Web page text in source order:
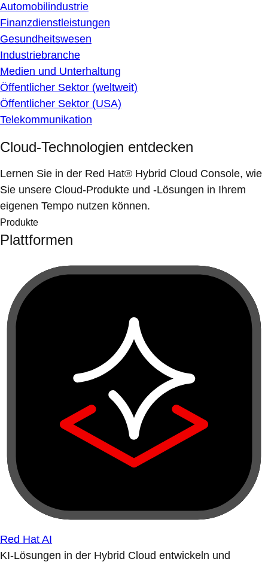
Automobilindustrie
Finanzdienstleistungen
Gesundheitswesen
Industriebranche
Medien und Unterhaltung
Öffentlicher Sektor (weltweit)
Öffentlicher Sektor (USA)
Telekommunikation
Cloud-Technologien entdecken
Lernen Sie in der Red Hat® Hybrid Cloud Console, wie
Sie unsere Cloud-Produkte und -Lösungen in Ihrem
eigenen Tempo nutzen können.
Produkte
Plattformen
Red Hat AI
KI-Lösungen in der Hybrid Cloud entwickeln und